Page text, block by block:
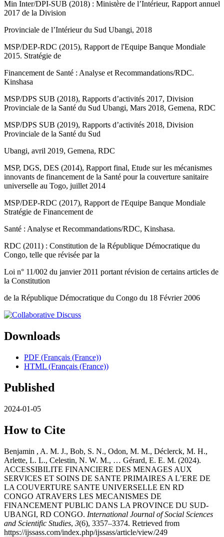
Min Inter/DPI-SUB (2018) : Ministère de l’Intérieur, Rapport annuel
2017 de la Division
Provinciale de l’Intérieur du Sud Ubangi, 2018
MSP/DEP-RDC (2015), Rapport de l'Equipe Banque Mondiale
2015. Stratégie de
Financement de Santé : Analyse et Recommandations/RDC.
Kinshasa
MSP/DPS SUB (2018), Rapports d’activités 2017, Division
Provinciale de la Santé du Sud Ubangi, Mars 2018, Gemena, RDC
MSP/DPS SUB (2019), Rapports d’activités 2018, Division
Provinciale de la Santé du Sud
Ubangi, avril 2019, Gemena, RDC
MSP, DGS, DES (2014), Rapport final, Etude sur les mécanismes
innovants de financement de la Santé pour la couverture sanitaire
universelle au Togo, juillet 2014
MSP/DEP-RDC (2017), Rapport de l'Equipe Banque Mondiale
Stratégie de Financement de
Santé : Analyse et Recommandations/RDC, Kinshasa.
RDC (2011) : Constitution de la République Démocratique du
Congo, telle que révisée par la
Loi n° 11/002 du janvier 2011 portant révision de certains articles de
la Constitution
de la République Démocratique du Congo du 18 Février 2006
Downloads
PDF (Français (France))
HTML (Français (France))
Published
2024-01-05
How to Cite
Benjamin , A. M. J., Bob, S. N., Odon, M. M., Déclerck, M. H.,
Arlette, L. L., Celestin, N. W. M., … Gérard, E. E. M. (2024).
ACCESSIBILITE FINANCIERE DES MENAGES AUX
SERVICES ET SOINS DE SANTE PRIMAIRES A L’ERE DE
LA COUVERTURE SANTE UNIVERSELLE EN RD
CONGO ATRAVERS LES MECANISMES DE
FINANCEMENT PUBLIC DANS LA PROVINCE DU SUD-
UBANGI, RD CONGO. International Journal of Social Sciences
and Scientific Studies, 3(6), 3357–3374. Retrieved from
https://ijssass.com/index.php/ijssass/article/view/249